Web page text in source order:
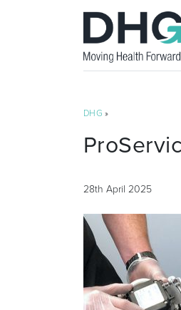
DHG »
28th April 2025